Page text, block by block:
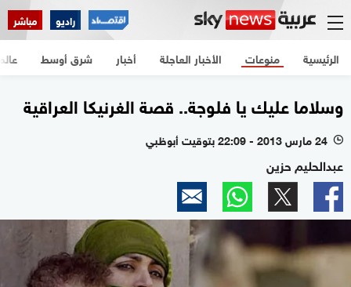
راديو مباشر
الرئيسية الأخبار العاجلة أخبار شرق أوسط منوعات
وسلاما عليك يا فلوجة.. قصة الغرنيكا العراقية
l 24 مارس 2013 - 22:09 بتوقيت أبوظبي
عبدالحليم حزين